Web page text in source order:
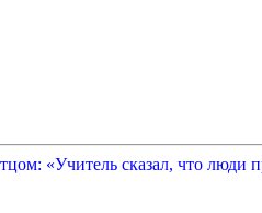
«Учитель сказал, что люди